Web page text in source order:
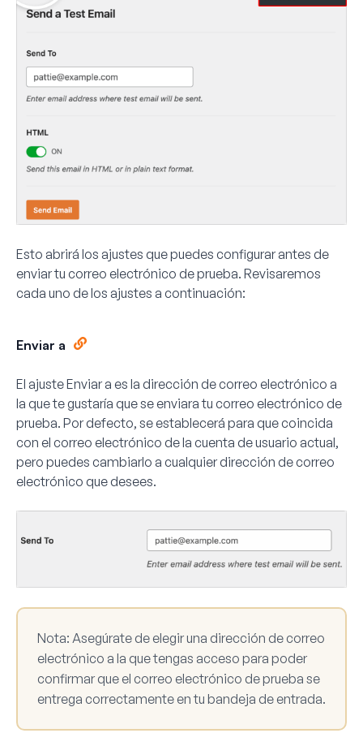
Esto abrirá los ajustes que puedes configurar antes de
enviar tu correo electrónico de prueba. Revisaremos
cada uno de los ajustes a continuación:
Enviar a
El ajusteEnviar a es la dirección de correo electrónico a
la que te gustaría que se enviara tu correo electrónico de
prueba. Por defecto, se establecerá para que coincida
con el correo electrónico de la cuenta de usuario actual,
pero puedes cambiarlo a cualquier dirección de correo
electrónico que desees.
Nota: Asegúrate de elegir una dirección de correo
electrónico a la que tengas acceso para poder
confirmar que el correo electrónico de prueba se
entrega correctamente en tu bandeja de entrada.